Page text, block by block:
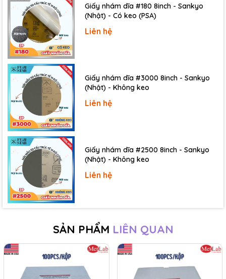
Giấy nhám mịn:P1000, P1200, P1500, P2000,
P2500
Giấy nhám siêu mịn:P3000, P4000, P5000, P6000,
P7000, P8000
Giấy nhám dĩa #180 8inch - Sankyo
(Nhật) - Có keo (PSA)
Liên hệ
Giấy nhám dĩa #3000 8inch - Sankyo
(Nhật) - Không keo
Liên hệ
Giấy nhám dĩa #2500 8inch - Sankyo
(Nhật) - Không keo
Liên hệ
SẢN PHẨM LIÊN QUAN